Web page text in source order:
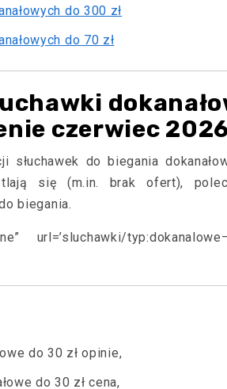
do 300 zł
do 70 zł
czerwiec
do biegania
się (m.in. brak ofert),
biegania.
url=’sluchawki/
do 30 zł opinie,
do 30 zł cena,